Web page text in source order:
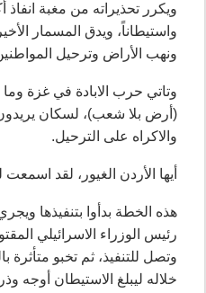
واستيطاناً، ويدق المسمار
ونهب الأراض وترحيل
وتاتي حرب الابادة في غزة
(أرض بلا شعب)، لسكان يريدون
والاكراه على الترحيل.
أيها الأردن الغيور، لقد
وتصل للتنفيذ، ثم تخبو
خلاله ليبلغ الاستيطان أوجه